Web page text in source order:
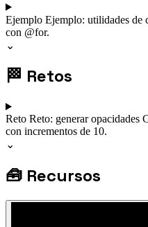
Ejemplo Ejemplo: utilidades de
con @for.
⌄
🏁 Retos
Reto Reto: generar opacidades
con incrementos de 10.
⌄
🧰 Recursos